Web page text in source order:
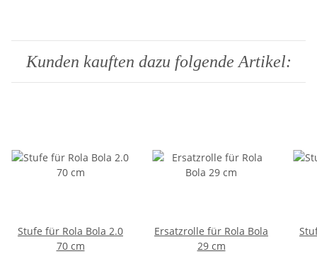
Kunden kauften dazu folgende Artikel:
Stufe für Rola Bola 2.0
70 cm
Ersatzrolle für Rola Bola
29 cm